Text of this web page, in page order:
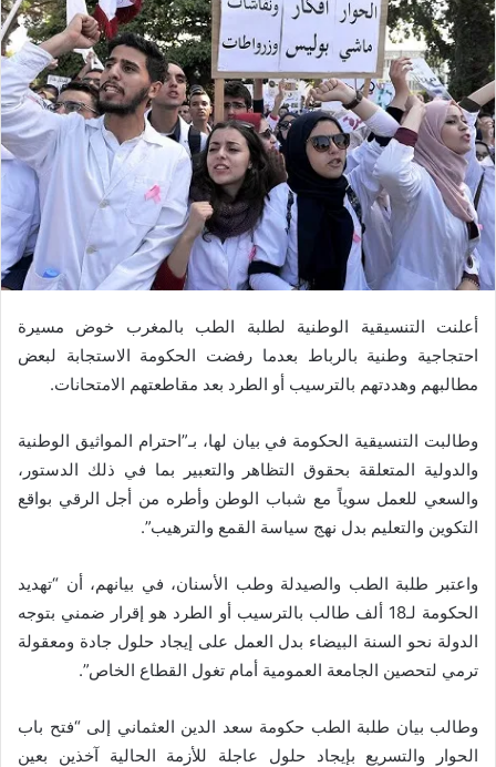
أعلنت التنسيقية الوطنية لطلبة الطب بالمغرب خوض مسيرة
احتجاجية وطنية بالرباط بعدما رفضت الحكومة الاستجابة لبعض
مطالبهم وهددتهم بالترسيب أو الطرد بعد مقاطعتهم الامتحانات.
وطالبت التنسيقية الحكومة في بيان لها، بـ”احترام المواثيق الوطنية
والدولية المتعلقة بحقوق التظاهر والتعبير بما في ذلك الدستور،
والسعي للعمل سوياً مع شباب الوطن وأطره من أجل الرقي بواقع
التكوين والتعليم بدل نهج سياسة القمع والترهيب”.
واعتبر طلبة الطب والصيدلة وطب الأسنان، في بيانهم، أن “تهديد
الحكومة لـ18 ألف طالب بالترسيب أو الطرد هو إقرار ضمني بتوجه
الدولة نحو السنة البيضاء بدل العمل على إيجاد حلول جادة ومعقولة
ترمي لتحصين الجامعة العمومية أمام تغول القطاع الخاص”.
وطالب بيان طلبة الطب حكومة سعد الدين العثماني إلى “فتح باب
الحوار والتسريع بإيجاد حلول عاجلة للأزمة الحالية آخذين بعين